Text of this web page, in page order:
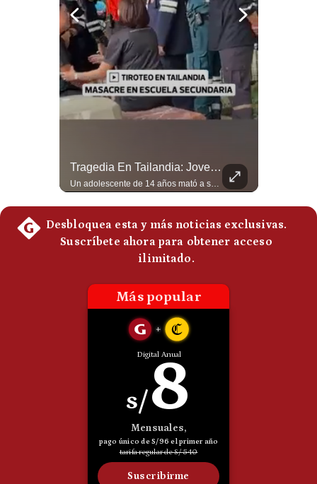
Gestión TV
Fotogalerías
Política
Tragedia En Tailandia: Joven De 14 Años Ataca A Su Familia Y Colegio | Gestión Mundo
Un adolescente de 14 años mató a sus abuelos y luego atacó su colegio de secundaria en Tailandia, dejando cinco fallecidos adicionales y más de 30 heridos antes de quitarse la vida. Según las autoridades y el primer ministro Anutin Charnvirakul, el hecho habría sido motivado por estrés académico extremo. El suceso reabre el debate sobre la alta posesión de armas de fuego en el país asiático. #Tailandia #Noticias #UltimaHora #NoticiasInternacionales #Shorts 👉 Suscríbete y activa la campana para no perderte nuestro análisis diario. 🌎 Síguenos en nuestras redes sociales: 📌 Web oficial: https://gestion.pe/mundo/ 📌 LinkedIn: http://bit.ly/3HYIET0 📌 X (Twitter): http://bit.ly/4noZtX9 📌 TikTok: http://bit.ly/4evB6TO